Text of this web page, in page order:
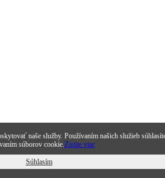
naše služby. Používaním našich služieb
súborov cookie.Zistite viac
Súhlasím